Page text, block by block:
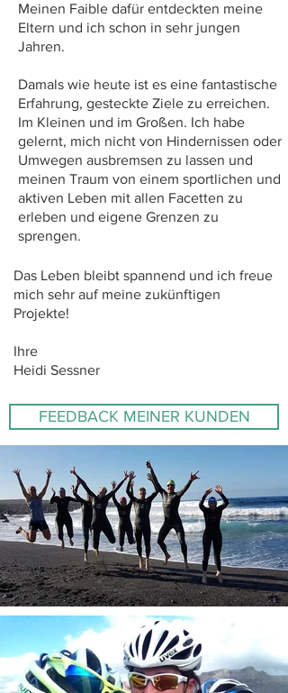
Meinen Faible dafür entdeckten meine
Eltern und ich schon in sehr jungen
Jahren.
Damals wie heute ist es eine fantastische
Erfahrung, gesteckte Ziele zu erreichen.
Im Kleinen und im Großen. Ich habe
gelernt, mich nicht von Hindernissen oder
Umwegen ausbremsen zu lassen und
meinen Traum von einem sportlichen und
aktiven Leben mit allen Facetten zu
erleben und eigene Grenzen zu
sprengen.
Das Leben bleibt spannend und ich freue
mich sehr auf meine zukünftigen
Projekte!
Ihre
Heidi Sessner
FEEDBACK MEINER KUNDEN